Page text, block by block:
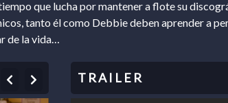
que lucha por mantener a flote su
tanto él como Debbie deben aprender a
de la vida…
Previous